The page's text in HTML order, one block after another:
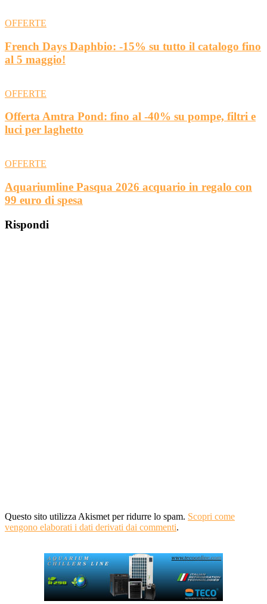
OFFERTE
French Days Daphbio: -15% su tutto il catalogo fino
al 5 maggio!
OFFERTE
Offerta Amtra Pond: fino al -40% su pompe, filtri e
luci per laghetto
OFFERTE
Aquariumline Pasqua 2026 acquario in regalo con
99 euro di spesa
Rispondi
Questo sito utilizza Akismet per ridurre lo spam. Scopri come
vengono elaborati i dati derivati dai commenti.